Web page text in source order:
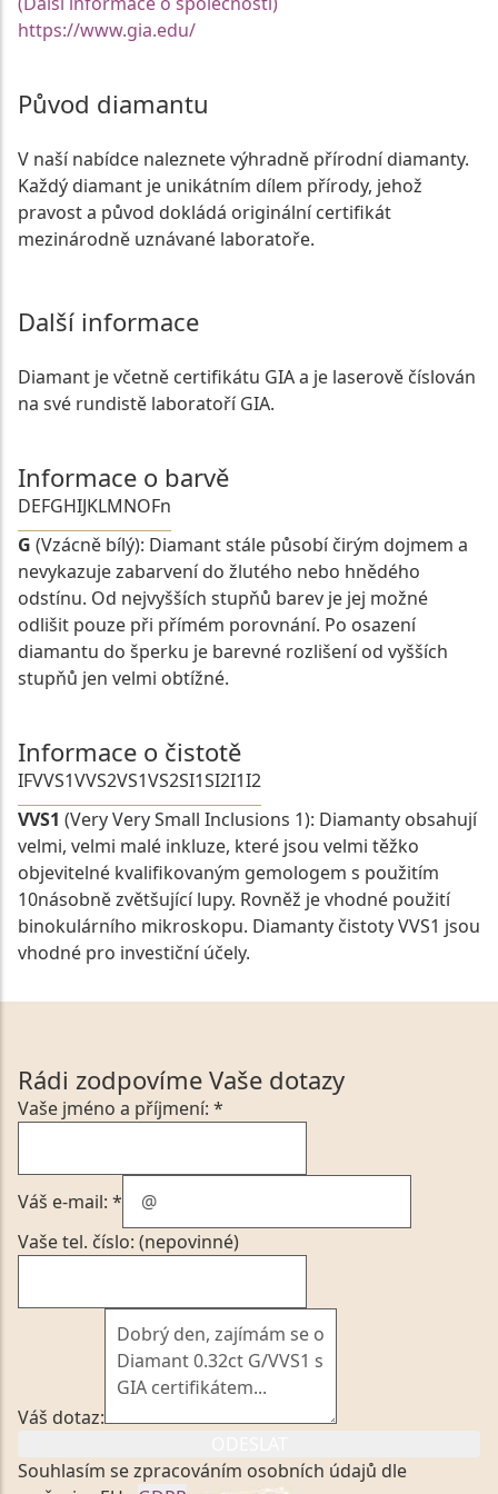
https://www.gia.edu/
Původ diamantu
V naší nabídce naleznete výhradně přírodní diamanty.
Každý diamant je unikátním dílem přírody, jehož
pravost a původ dokládá originální certifikát
mezinárodně uznávané laboratoře.
Další informace
Diamant je včetně certifikátu GIA a je laserově číslován
na své rundistě laboratoří GIA.
Informace o barvě
DEFGHIJKLMNOFn
G (Vzácně bílý): Diamant stále působí čirým dojmem a
nevykazuje zabarvení do žlutého nebo hnědého
odstínu. Od nejvyšších stupňů barev je jej možné
odlišit pouze při přímém porovnání. Po osazení
diamantu do šperku je barevné rozlišení od vyšších
stupňů jen velmi obtížné.
Informace o čistotě
IFVVS1VVS2VS1VS2SI1SI2I1I2
VVS1 (Very Very Small Inclusions 1): Diamanty obsahují
velmi, velmi malé inkluze, které jsou velmi těžko
objevitelné kvalifikovaným gemologem s použitím
10násobně zvětšující lupy. Rovněž je vhodné použití
binokulárního mikroskopu. Diamanty čistoty VVS1 jsou
vhodné pro investiční účely.
Rádi zodpovíme Vaše dotazy
Vaše jméno a příjmení: *
Váš e-mail: *
Vaše tel. číslo: (nepovinné)
Váš dotaz:
Souhlasím se zpracováním osobních údajů dle